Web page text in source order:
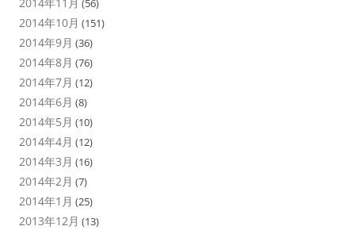
(56)
2014年10月 (151)
2014年9月 (36)
2014年8月 (76)
2014年7月 (12)
2014年6月 (8)
2014年5月 (10)
2014年4月 (12)
2014年3月 (16)
2014年2月 (7)
2014年1月 (25)
2013年12月 (13)